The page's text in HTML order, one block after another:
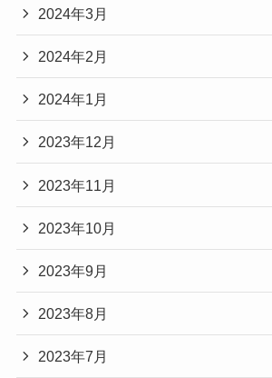
2024年3月
2024年2月
2024年1月
2023年12月
2023年11月
2023年10月
2023年9月
2023年8月
2023年7月